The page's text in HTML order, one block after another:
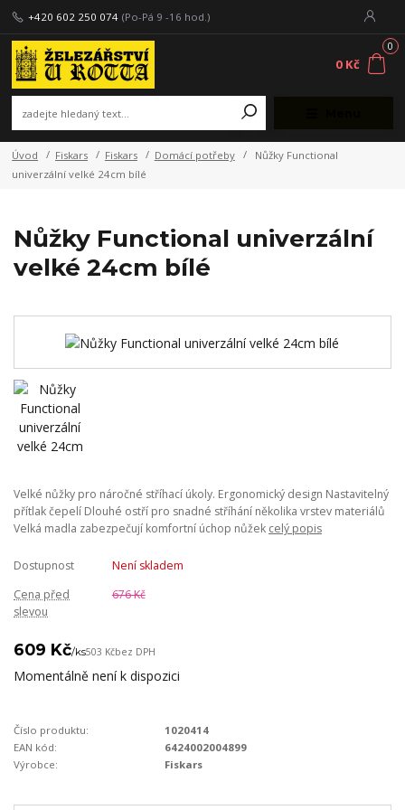
+420 602 250 074 (Po-Pá 9 -16 hod.)
0
0 Kč
Úvod Fiskars Fiskars Domácí potřeby
Nůžky Functional
univerzální velké 24cm bílé
Nůžky Functional univerzální
velké 24cm bílé
Velké nůžky pro náročné stříhací úkoly. Ergonomický design Nastavitelný
přítlak čepelí Dlouhé ostří pro snadné stříhání několika vrstev materiálů
Velká madla zabezpečují komfortní úchop nůžek celý popis
Dostupnost
Není skladem
Cena před
slevou
676 Kč
609 Kč/ks503 Kčbez DPH
Momentálně není k dispozici
Číslo produktu:
1020414
EAN kód:
6424002004899
Výrobce:
Fiskars